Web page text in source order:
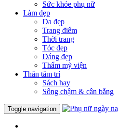
Sức khỏe phụ nữ
Làm đẹp
Da đẹp
Trang điểm
Thời trang
Tóc đẹp
Dáng đẹp
Thẩm mỹ viện
Thân tâm trí
Sách hay
Sống chậm & cân bằng
Toggle navigation